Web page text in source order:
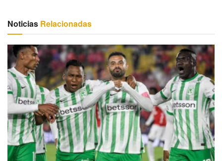
Noticias Relacionadas